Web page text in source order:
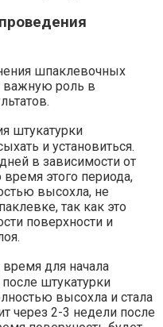
шпаклевочных
важную роль в
штукатурки
и установиться.​
в зависимости от
этого периода,
высохла, не
так как это
поверхности и
для начала
штукатурки
высохла и стала
через 2-3 недели после